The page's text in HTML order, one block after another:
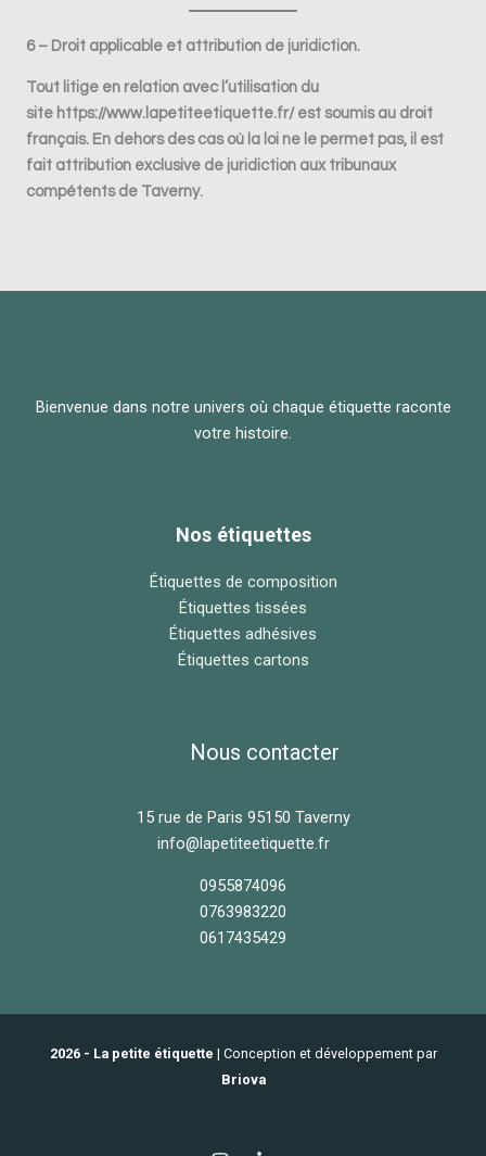
6 – Droit applicable et attribution de juridiction.
Tout litige en relation avec l’utilisation du
site https://www.lapetiteetiquette.fr/est soumis au droit
français. En dehors des cas où la loi ne le permet pas, il est
fait attribution exclusive de juridiction aux tribunaux
compétents de Taverny.
Bienvenue dans notre univers où chaque étiquette raconte
votre histoire.
Nos étiquettes
Étiquettes de composition
Étiquettes tissées
Étiquettes adhésives
Étiquettes cartons
Nous contacter
15 rue de Paris 95150 Taverny
info@lapetiteetiquette.fr
0955874096
0763983220
0617435429
2026 - La petite étiquette | Conception et développement par
Briova